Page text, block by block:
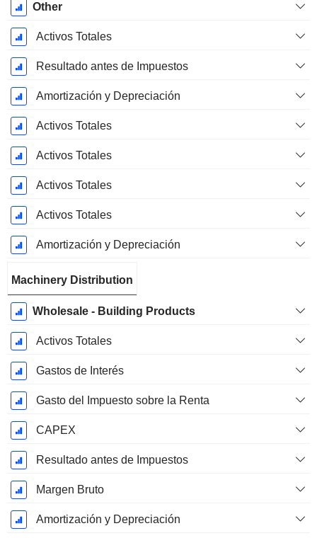
Other
Activos Totales
Resultado antes de Impuestos
Amortización y Depreciación
Activos Totales
Activos Totales
Activos Totales
Activos Totales
Amortización y Depreciación
Machinery Distribution
Wholesale - Building Products
Activos Totales
Gastos de Interés
Gasto del Impuesto sobre la Renta
CAPEX
Resultado antes de Impuestos
Margen Bruto
Amortización y Depreciación